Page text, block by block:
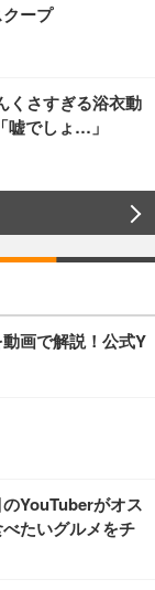
ープ
くさすぎる浴衣動
嘘でしょ…」
画で解説！公式Y
YouTuberがオス
たいグルメをチ